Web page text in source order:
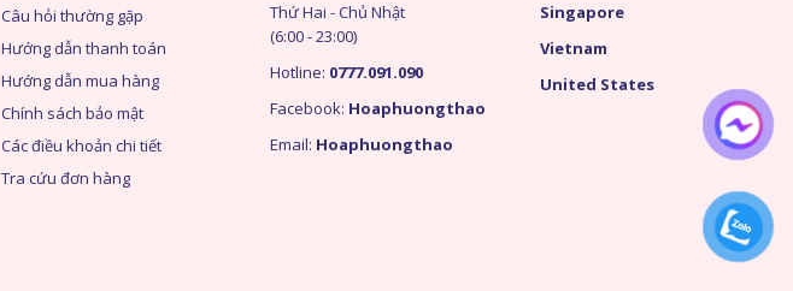
Câu hỏi thường gặp
Hướng dẫn thanh toán
Hướng dẫn mua hàng
Chính sách bảo mật
Các điều khoản chi tiết
Tra cứu đơn hàng
Thứ Hai - Chủ Nhật
(6:00 - 23:00)
Hotline: 0777.091.090
Facebook: Hoaphuongthao
Email: Hoaphuongthao
Singapore
Vietnam
United States